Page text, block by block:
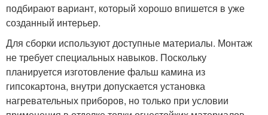
подбирают вариант, который хорошо впишется в уже
созданный интерьер.
Для сборки используют доступные материалы. Монтаж
не требует специальных навыков. Поскольку
планируется изготовление фальш камина из
гипсокартона, внутри допускается установка
нагревательных приборов, но только при условии